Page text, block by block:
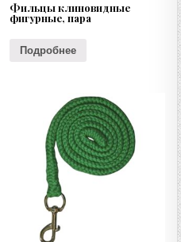
Фильцы клиновидные
фигурные, пара
Подробнее